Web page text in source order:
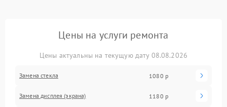
Цены на услуги ремонта
Цены актуальны на текущую дату 08.08.2026
Замена стекла 1080 р
Замена дисплея (экрана) 1180 р